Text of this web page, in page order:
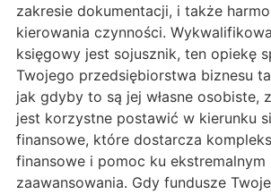
zakresie dokumentacji, i także
kierowania czynności.
księgowy jest sojusznik, ten opiekę
Twojego przedsiębiorstwa biznesu
jak gdyby to są jej własne osobiste,
jest korzystne postawić w kierunku
finansowe, które dostarcza
finansowe i pomoc ku ekstremalnym
zaawansowania. Gdy fundusze